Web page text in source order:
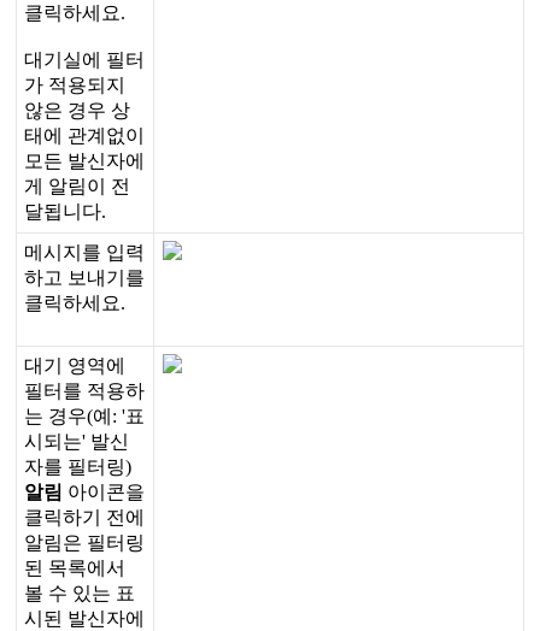
클릭하세 요.
대 기 실에 필터
가 적용되 지
않은 경우 상
태 에 관계 없이
모 든 발신자에
게 알림이
전
달됩니 다.
메시 지 를 입력
하고 보 내 기 를
클릭하세 요.
대 기 영역에
필터 를 적용하
는 경우(예 : '표
시 되 는' 발신
자를 필터 링)
알림 아이 콘을
클릭하기 전 에
알림은 필터 링
된 목록에서
볼 수 있는 표
시 된 발신자에